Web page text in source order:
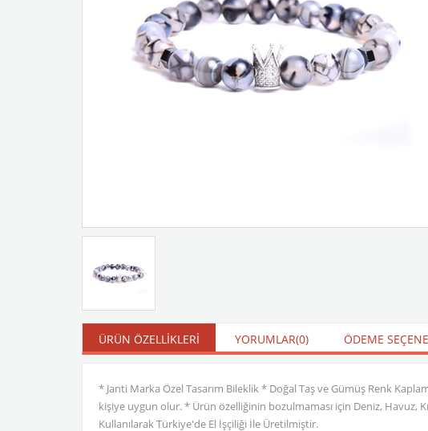
ÜRÜN ÖZELLIKLERI YORUMLAR(0) ÖDEME
* Janti Marka Özel Tasarım Bileklik * Doğal Taş ve Gümüş Renk
kişiye uygun olur. * Ürün özelliğinin bozulmaması için Deniz, Havuz,
Kullanılarak Türkiye'de El İşçiliği İle Üretilmiştir.